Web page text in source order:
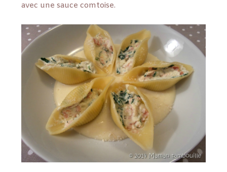
avec une sauce comtoise.